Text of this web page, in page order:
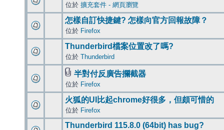
位於 擴充套件 - 網頁瀏覽
怎樣自訂快捷鍵? 怎樣向官方回報故障？
位於 Firefox
Thunderbird檔案位置改了嗎?
位於 Thunderbird
半對付反廣告攔截器
位於 Firefox
火狐的UI比起chrome好很多，但頗可惜的
位於 Firefox
Thunderbird 115.8.0 (64bit) has bug?